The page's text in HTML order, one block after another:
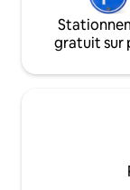
gratuit sur